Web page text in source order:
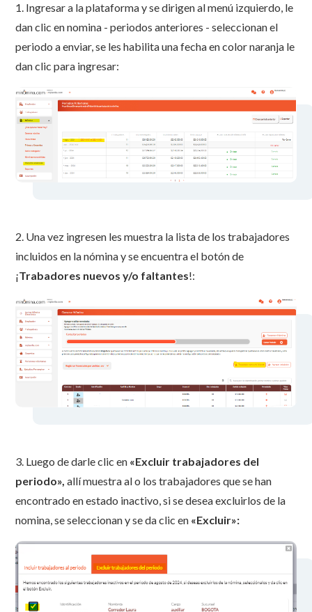
1. Ingresar a la plataforma y se dirigen al menú izquierdo, le
dan clic en nomina - periodos anteriores - seleccionan el
periodo a enviar, se les habilita una fecha en color naranja le
dan clic para ingresar:
2. Una vez ingresen les muestra la lista de los trabajadores
incluidos en la nómina y se encuentra el botón de
¡Trabadores nuevos y/o faltantes!:
3. Luego de darle clic en «Excluir trabajadores del
periodo»,allí muestra al o los trabajadores que se han
encontrado en estado inactivo, si se desea excluirlos de la
nomina, se seleccionan y se da clic en «Excluir»: